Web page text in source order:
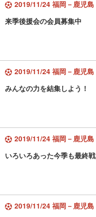
2019/11/24 福岡－鹿児島
来季後援会の会員募集中
2019/11/24 福岡－鹿児島
みんなの力を結集しよう！
2019/11/24 福岡－鹿児島
いろいろあった今季も最終戦
2019/11/24 福岡－鹿児島